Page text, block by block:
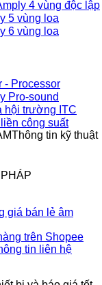
4 vùng độc lập
5 vùng loa
6 vùng loa
- Processor
Pro-sound
hội trường ITC
liền công suất
Thông tin kỹ thuật
giá bán lẻ âm
trên Shopee
tin liên hệ